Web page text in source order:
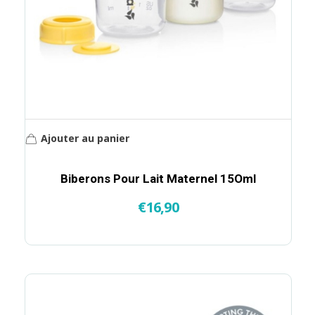
Biberons Pour Lait Maternel 15Oml
€16,90
Ajouter au panier